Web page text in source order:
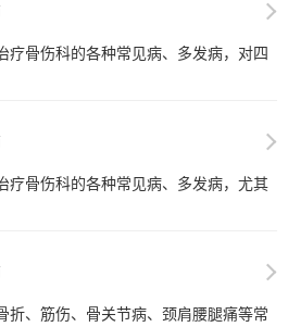
疗骨伤科的各种常见病、多发病，对四
疗骨伤科的各种常见病、多发病，尤其
折、筋伤、骨关节病、颈肩腰腿痛等常